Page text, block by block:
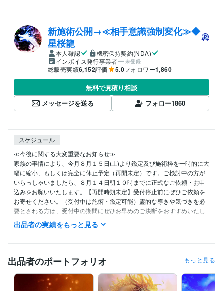
新施術公開→≪相手意識強制変化≫◆
星桜龍
本人確認
機密保持契約(NDA)
インボイス発行事業者
未登録
総販売実績6,152評価 5.0フォロワー1,860
無料で見積り相談
メッセージを送る
フォロー1860
スケジュール
≪今後に関する大変重要なお知らせ≫
家族の事情により、今月８月１５日(土)より鑑定及び施術枠を一時的に大
幅に縮小、もしくは完全に休止予定（再開未定）です。ご検討中の方が
いらっしゃいましたら、８月１４日朝１０時までに正式なご依頼・お申
込みをお願いいたします。【再開時期未定】受付停止前にぜひご依頼を
お寄せください。（受付中は施術・鑑定可能）霊的な導きや気づきを必
要とされる方は、受付中の期間にぜひお早めのご決断をおすすめいたし
ます。
━
✿ご依頼から２４時間以内《翌日》を目安に鑑定及び施術結果をお伝え
させていただきます。
出品者の実績をもっと見る
出品者のポートフォリオ もっと見る